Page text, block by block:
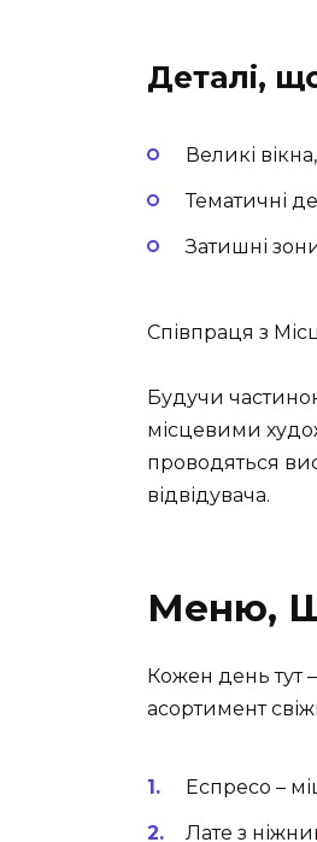
Деталі,
Великі
Тематичні
Затишні
Співпраця з
Будучи
місцевими
проводяться
відвідувача.
Меню,
Кожен день тут
асортимент
Еспресо –
Лате з